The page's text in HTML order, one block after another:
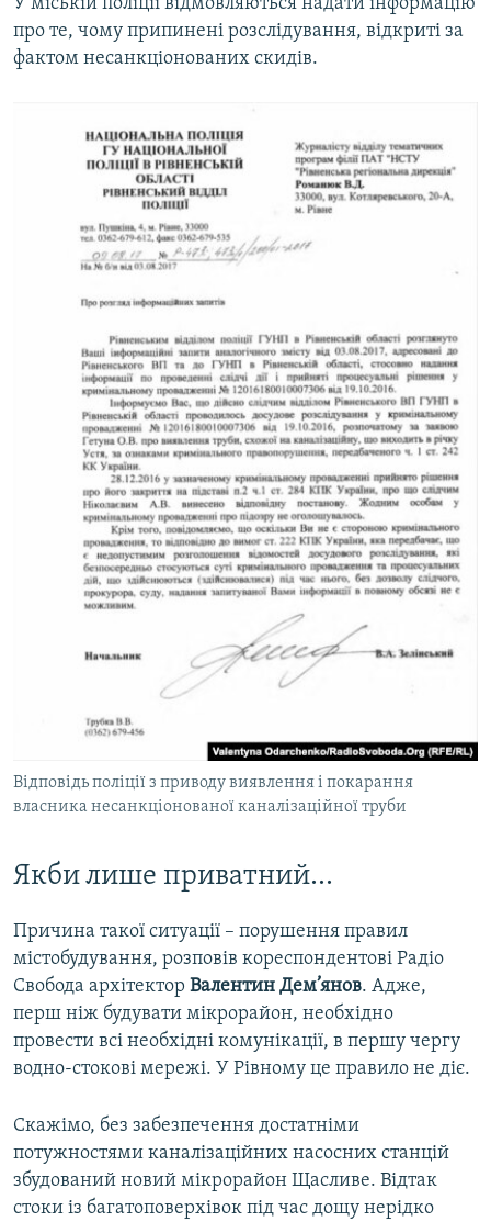
про те, чому припинені розслідування, відкриті за
фактом несанкціонованих скидів.
Відповідь поліції з приводу виявлення і покарання
власника несанкціонованої каналізаційної труби
Якби лише приватний…
Причина такої ситуації – порушення правил
містобудування, розповів кореспондентові Радіо
Свобода архітектор Валентин Дем’янов. Адже,
перш ніж будувати мікрорайон, необхідно
провести всі необхідні комунікації, в першу чергу
водно-стокові мережі. У Рівному це правило не діє.
Скажімо, без забезпечення достатніми
потужностями каналізаційних насосних станцій
збудований новий мікрорайон Щасливе. Відтак
стоки із багатоповерхівок під час дощу нерідко